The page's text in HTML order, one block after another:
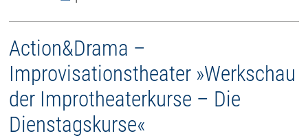
Action&Drama –
Improvisationstheater »Werkschau
der Improtheaterkurse – Die
Dienstagskurse«